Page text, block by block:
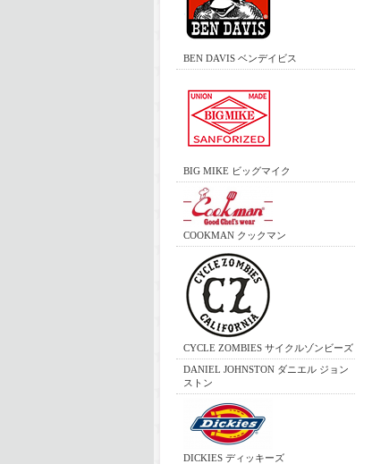
BEN DAVIS ベンデイビス
BIG MIKE ビッグマイク
COOKMAN クックマン
CYCLE ZOMBIES サイクルゾンビーズ
DANIEL JOHNSTON ダニエル ジョン
ストン
DICKIES ディッキーズ